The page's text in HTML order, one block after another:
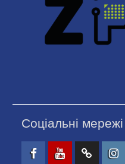
Соціальні мережі